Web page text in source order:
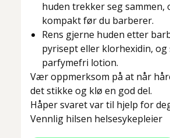
huden trekker seg sammen,
kompakt før du barberer.
Rens gjerne huden etter
pyrisept eller klorhexidin, og
parfymefri lotion.
Vær oppmerksom på at når
det stikke og klø en god del.
Håper svaret var til hjelp for
Vennlig hilsen helsesykepleier